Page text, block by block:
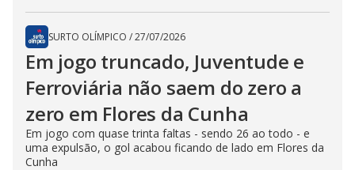
SURTO OLÍMPICO /27/07/2026
Em jogo truncado, Juventude e
Ferroviária não saem do zero a
zero em Flores da Cunha
Em jogo com quase trinta faltas - sendo 26 ao todo - e
uma expulsão, o gol acabou ficando de lado em Flores da
Cunha